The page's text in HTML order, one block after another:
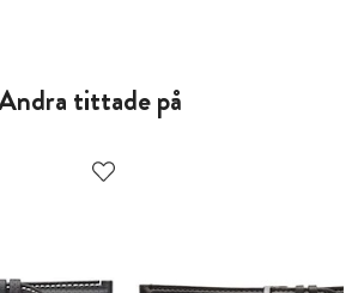
tittade på